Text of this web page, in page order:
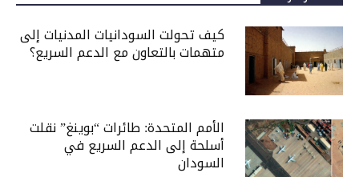
كيف تحولت السودانيات المدنيات إلى
متهمات بالتعاون مع الدعم السريع؟
الأمم المتحدة: طائرات “بوينغ” نقلت
أسلحة إلى الدعم السريع في
السودان